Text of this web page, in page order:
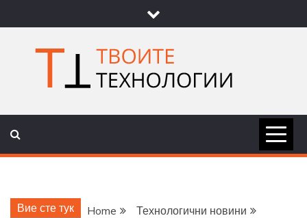
to
content
ТВОИТЕ
Вие сте тук Home
Технологични новини